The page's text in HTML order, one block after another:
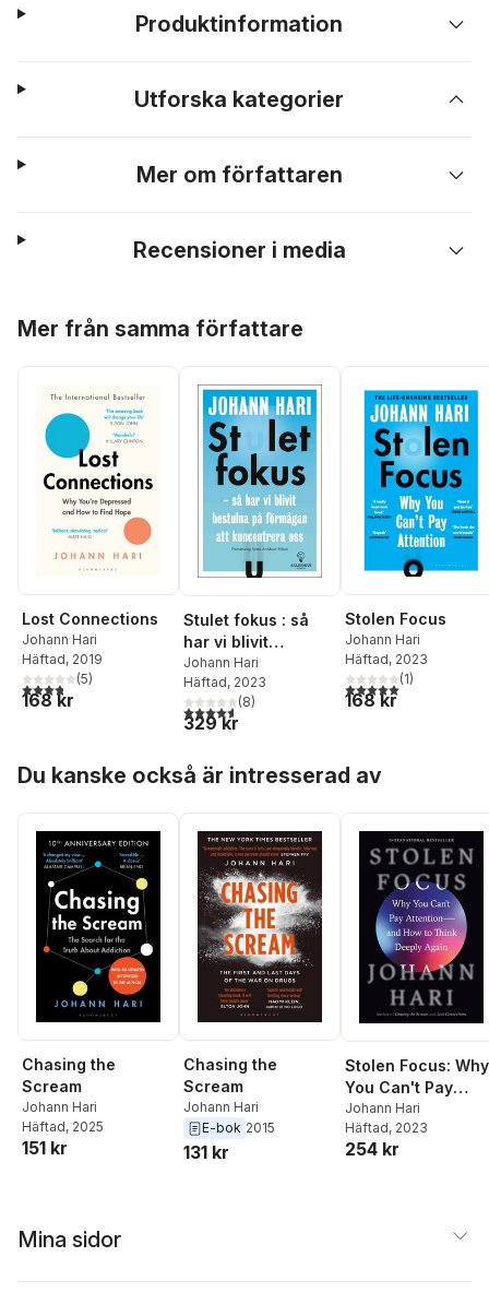
Produktinformation
Utforska kategorier
Mer om författaren
Recensioner i media
Mer från samma författare
Lost Connections
Johann Hari
Häftad, 2019
3,8utav 5 stjärnor. Totalt antal röster:
(5)
168 kr
Stulet fokus : så
har vi blivit
bestulna på
förmågan att
koncentrera oss
Johann Hari
Häftad, 2023
4,6utav 5 stjärnor. Totalt antal röster:
(8)
329 kr
Stolen Focus
Johann Hari
Häftad, 2023
5,0utav 5 stjärnor.
(1)
168 kr
Du kanske också är intresserad av
Chasing the
Scream
Johann Hari
Häftad, 2025
151 kr
Chasing the
Scream
Johann Hari
E-bok 2015
131 kr
Stolen Focus: Why
You Can't Pay
Attention--And
to Think Deeply
Again
Johann Hari
Häftad, 2023
254 kr
Mina sidor